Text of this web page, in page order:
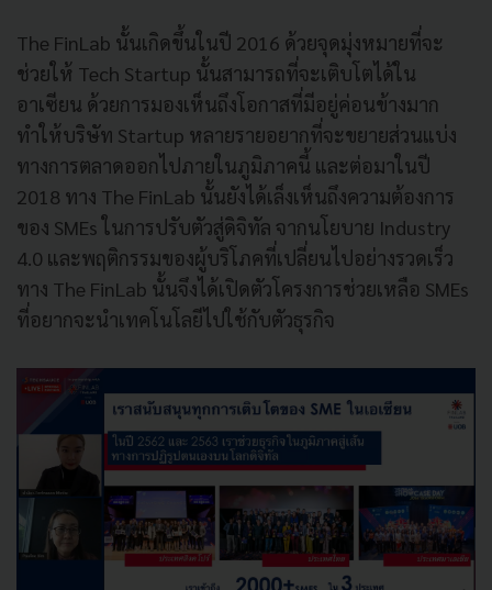
The FinLab นั้นเกิดขึ้นในปี 2016 ด้วยจุดมุ่งหมายที่จะ
ช่วยให้ Tech Startup นั้นสามารถที่จะเติบโตได้ใน
อาเซียน ด้วยการมองเห็นถึงโอกาสที่มีอยู่ค่อนข้างมาก
ทำให้บริษัท Startup หลายรายอยากที่จะขยายส่วนแบ่ง
ทางการตลาดออกไปภายในภูมิภาคนี้ และต่อมาในปี
2018 ทาง The FinLab นั้นยังได้เล็งเห็นถึงความต้องการ
ของ SMEs ในการปรับตัวสู่ดิจิทัล จากนโยบาย Industry
4.0 และพฤติกรรมของผู้บริโภคที่เปลี่ยนไปอย่างรวดเร็ว
ทาง The FinLab นั้นจึงได้เปิดตัวโครงการช่วยเหลือ SMEs
ที่อยากจะนำเทคโนโลยีไปใช้กับตัวธุรกิจ